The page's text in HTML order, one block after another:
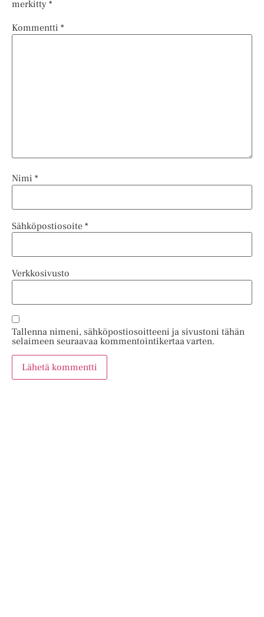
merkitty *
Kommentti *
Nimi *
Sähköpostiosoite *
Verkkosivusto
Tallenna nimeni, sähköpostiosoitteeni ja sivustoni tähän
selaimeen seuraavaa kommentointikertaa varten.